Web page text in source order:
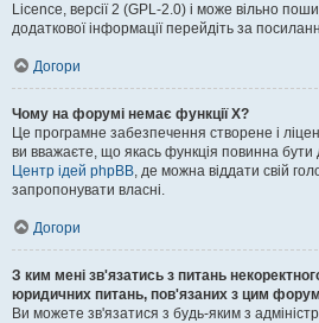
Licence, версії 2 (GPL-2.0) і може вільно
додаткової інформації перейдіть за
Догори
Чому на форумі немає функції X?
Це програмне забезпечення створене і
ви вважаєте, що якась функція повинна бути
Центр ідей phpBB, де можна віддати свій
запропонувати власні.
Догори
З ким мені зв'язатись з питань
юридичних питань, пов'язаних з цим
Ви можете зв'язатися з будь-яким з